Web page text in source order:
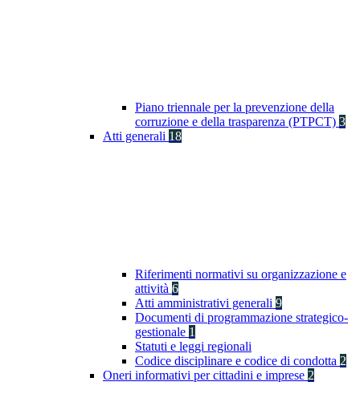
Piano triennale per la prevenzione della
corruzione e della trasparenza (PTPCT) 3
Atti generali 18
Riferimenti normativi su organizzazione e
attività 6
Atti amministrativi generali 9
Documenti di programmazione strategico-
gestionale 1
Statuti e leggi regionali
Codice disciplinare e codice di condotta 2
Oneri informativi per cittadini e imprese 2